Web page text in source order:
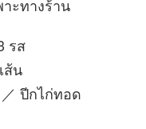
ะทางร้าน
รส
ส้น
／ ปีกไก่ทอด